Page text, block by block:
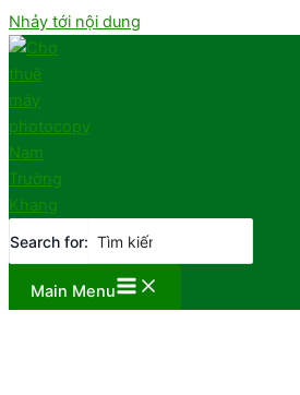
Nhảy tới nội dung
Search for:
Main Menu